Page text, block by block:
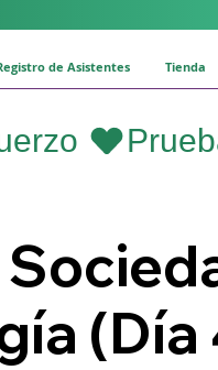
de Asistentes Tienda
(Día